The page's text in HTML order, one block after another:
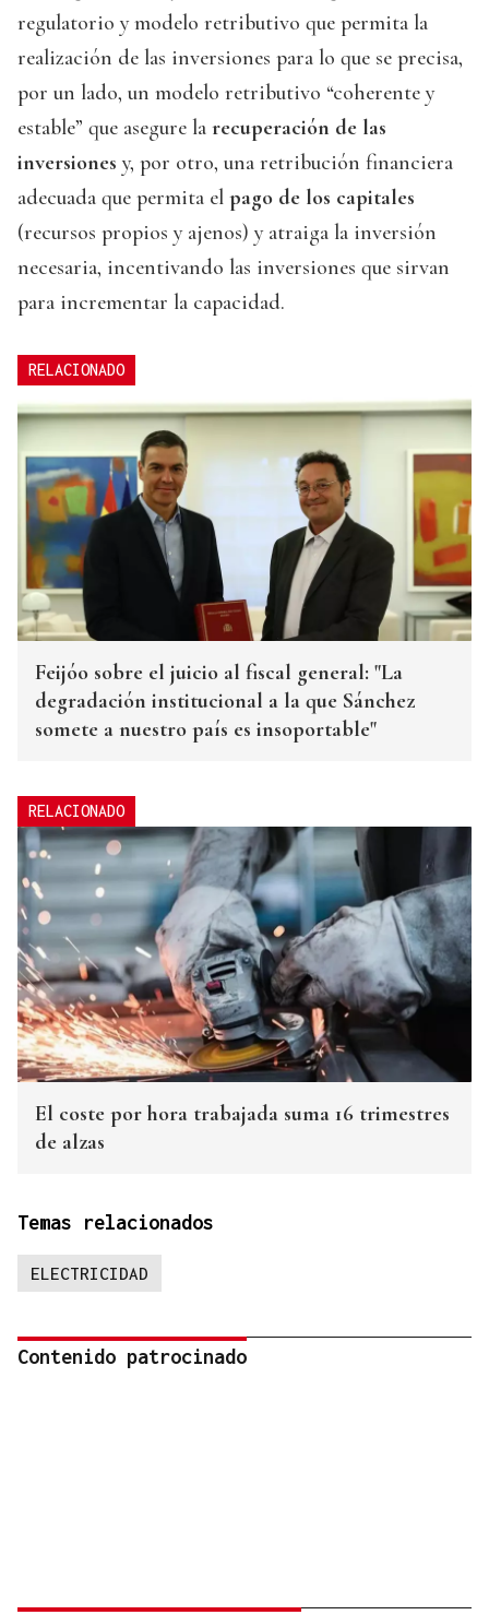
regulatorio y modelo retributivo que permita la
realización de las inversiones para lo que se precisa,
por un lado, un modelo retributivo “coherente y
estable” que asegure la recuperación de las
inversiones y, por otro, una retribución financiera
adecuada que permita el pago de los capitales
(recursos propios y ajenos) y atraiga la inversión
necesaria, incentivando las inversiones que sirvan
para incrementar la capacidad.
RELACIONADO
Feijóo sobre el juicio al fiscal general: "La
degradación institucional a la que Sánchez
somete a nuestro país es insoportable"
RELACIONADO
El coste por hora trabajada suma 16 trimestres
de alzas
Temas relacionados
ELECTRICIDAD
Contenido patrocinado